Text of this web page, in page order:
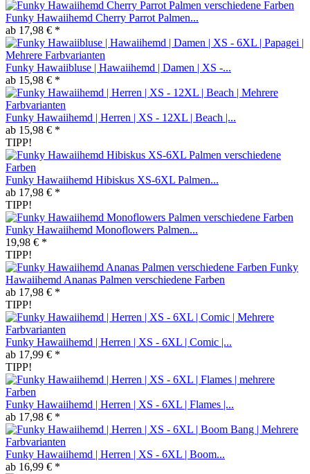
Funky Hawaiihemd Cherry Parrot Palmen...
ab 17,98 € *
Funky Hawaiibluse | Hawaiihemd | Damen | XS -...
ab 15,98 € *
Funky Hawaiihemd | Herren | XS - 12XL | Beach |...
ab 15,98 € *
TIPP!
Funky Hawaiihemd Hibiskus XS-6XL Palmen...
ab 17,98 € *
TIPP!
Funky Hawaiihemd Monoflowers Palmen...
19,98 € *
TIPP!
Funky
Hawaiihemd Ananas Palmen verschiedene Farben
ab 17,98 € *
TIPP!
Funky Hawaiihemd | Herren | XS - 6XL | Comic |...
ab 17,99 € *
TIPP!
Funky Hawaiihemd | Herren | XS - 6XL | Flames |...
ab 17,98 € *
Funky Hawaiihemd | Herren | XS - 6XL | Boom...
ab 16,99 € *